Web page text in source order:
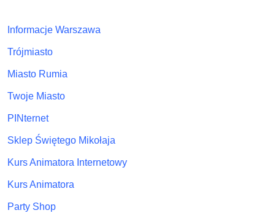
Informacje Warszawa
Trójmiasto
Miasto Rumia
Twoje Miasto
PINternet
Sklep Świętego Mikołaja
Kurs Animatora Internetowy
Kurs Animatora
Party Shop